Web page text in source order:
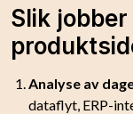
Slik
Analyse av
dataflyt, ERP-